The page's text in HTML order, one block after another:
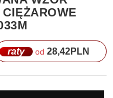
raty od 28,42PLN